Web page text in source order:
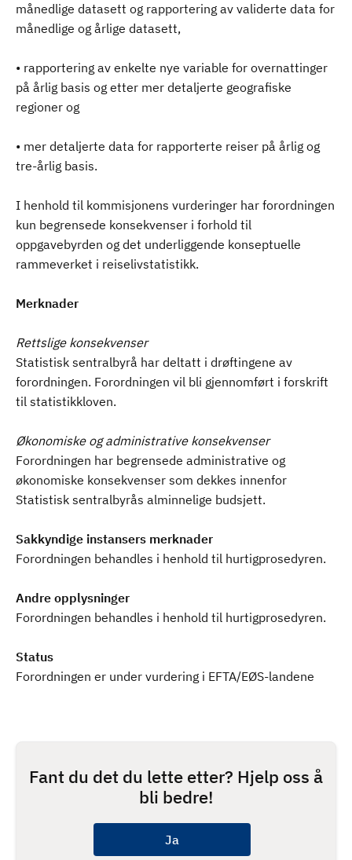
månedlige datasett og rapportering av validerte data for
månedlige og årlige datasett,
• rapportering av enkelte nye variable for overnattinger
på årlig basis og etter mer detaljerte geografiske
regioner og
• mer detaljerte data for rapporterte reiser på årlig og
tre-årlig basis.
I henhold til kommisjonens vurderinger har forordningen
kun begrensede konsekvenser i forhold til
oppgavebyrden og det underliggende konseptuelle
rammeverket i reiselivstatistikk.
Merknader
Rettslige konsekvenser
Statistisk sentralbyrå har deltatt i drøftingene av
forordningen. Forordningen vil bli gjennomført i forskrift
til statistikkloven.
Økonomiske og administrative konsekvenser
Forordningen har begrensede administrative og
økonomiske konsekvenser som dekkes innenfor
Statistisk sentralbyrås alminnelige budsjett.
Sakkyndige instansers merknader
Forordningen behandles i henhold til hurtigprosedyren.
Andre opplysninger
Forordningen behandles i henhold til hurtigprosedyren.
Status
Forordningen er under vurdering i EFTA/EØS-landene
Fant du det du lette etter? Hjelp oss å
bli bedre!